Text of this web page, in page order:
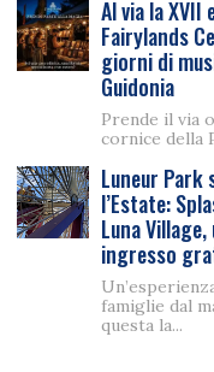
Al via la XVII
Fairylands
giorni di
Guidonia
Prende il via
cornice della
Luneur
l’Estate:
Luna
ingresso
famiglie dal
questa la...